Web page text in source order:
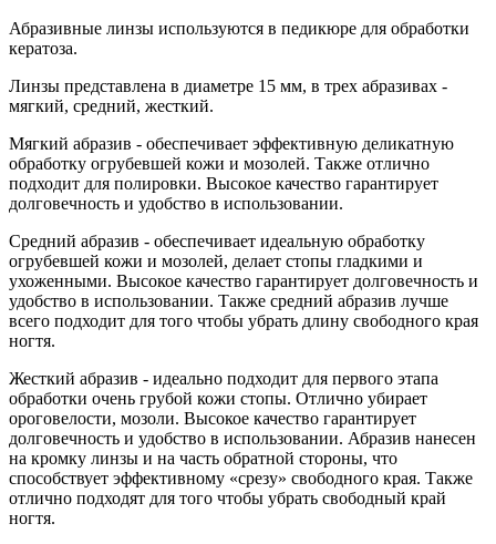
Абразивные линзы используются в педикюре для обработки
кератоза.
Линзы представлена в диаметре 15 мм, в трех абразивах -
мягкий, средний, жесткий.
Мягкий абразив - обеспечивает эффективную деликатную
обработку огрубевшей кожи и мозолей. Также отлично
подходит для полировки. Высокое качество гарантирует
долговечность и удобство в использовании.
Средний абразив - обеспечивает идеальную обработку
огрубевшей кожи и мозолей, делает стопы гладкими и
ухоженными. Высокое качество гарантирует долговечность и
удобство в использовании. Также средний абразив лучше
всего подходит для того чтобы убрать длину свободного края
ногтя.
Жесткий абразив - идеально подходит для первого этапа
обработки очень грубой кожи стопы. Отлично убирает
ороговелости, мозоли. Высокое качество гарантирует
долговечность и удобство в использовании. Абразив нанесен
на кромку линзы и на часть обратной стороны, что
способствует эффективному «срезу» свободного края. Также
отлично подходят для того чтобы убрать свободный край
ногтя.